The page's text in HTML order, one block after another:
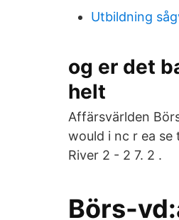
Utbildning
og er det
helt
Affärsvärlden
would i nc r ea se
River 2 - 2 7. 2 .
Börs-